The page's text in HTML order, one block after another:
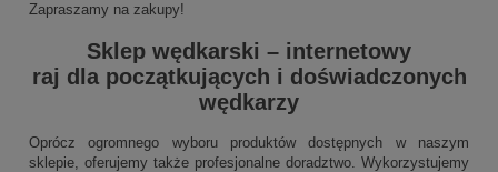
Zapraszamy na zakupy!
Sklep wędkarski – internetowy
raj dla początkujących i doświadczonych
wędkarzy
Oprócz ogromnego wyboru produktów dostępnych w naszym
sklepie, oferujemy także profesjonalne doradztwo. Wykorzystujemy